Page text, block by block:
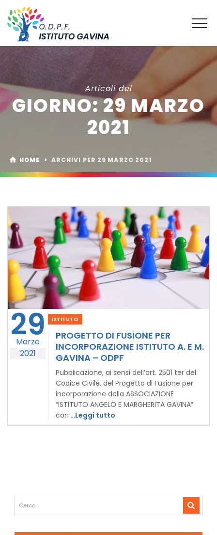
Articoli del
GIORNO:29 MARZO
2021
HOME > ARCHIVI PER 29 MARZO 2021
29
Marzo
2021
ISTITUTO
PROGETTO DI FUSIONE PER
INCORPORAZIONE ISTITUTO A. E M.
GAVINA – ODPF
Pubblicazione, ai sensi dell’art. 2501 ter del
Codice Civile, del Progetto di Fusione per
incorporazione della ASSOCIAZIONE
“ISTITUTO ANGELO E MARGHERITA GAVINA”
con …Leggi tutto